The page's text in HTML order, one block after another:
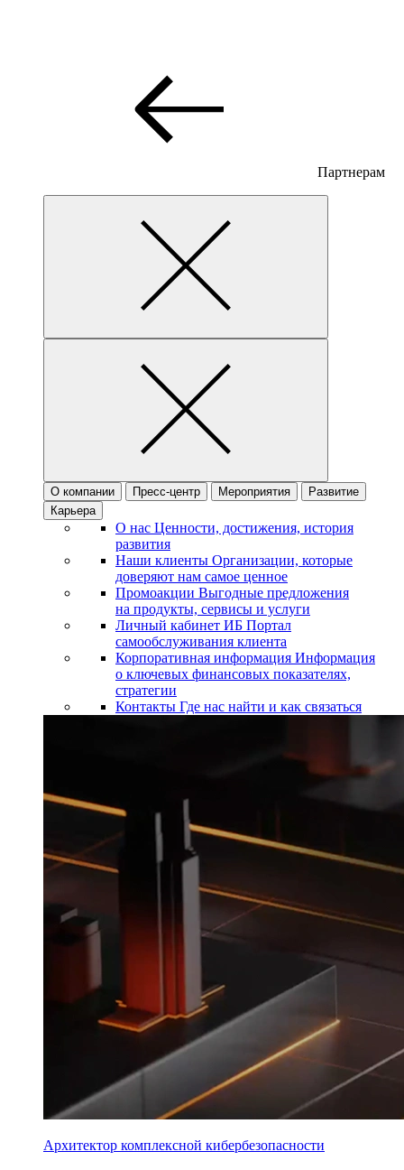
Партнерам
О компании Пресс-центр Мероприятия
Развитие
Карьера
О нас Ценности, достижения, история
развития
Наши клиенты Организации, которые
доверяют нам самое ценное
Промоакции Выгодные предложения
на продукты, сервисы и услуги
Личный кабинет ИБ Портал
самообслуживания клиента
Корпоративная информация Информация
о ключевых финансовых показателях,
стратегии
Контакты Где нас найти и как связаться
Архитектор комплексной кибербезопасности